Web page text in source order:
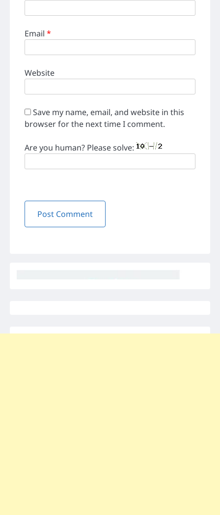
Email *
Website
Save my name, email, and website in this
browser for the next time I comment.
Are you human? Please solve: